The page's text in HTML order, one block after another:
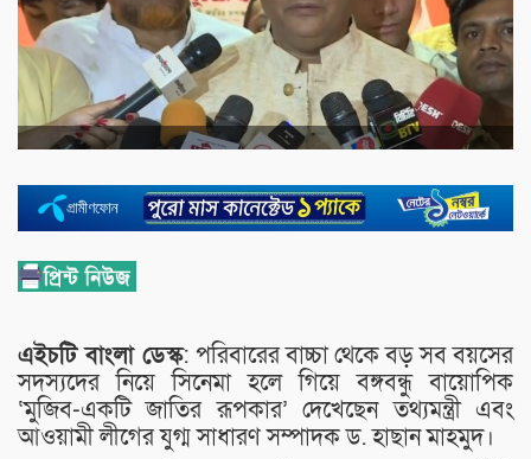
এইচটি বাংলা ডেস্ক: পরিবারের বাচ্চা থেকে বড় সব বয়সের
সদস্যদের নিয়ে সিনেমা হলে গিয়ে বঙ্গবন্ধু বায়োপিক
‘মুজিব-একটি জাতির রূপকার’ দেখেছেন তথ্যমন্ত্রী এবং
আওয়ামী লীগের যুগ্ম সাধারণ সম্পাদক ড. হাছান মাহমুদ।